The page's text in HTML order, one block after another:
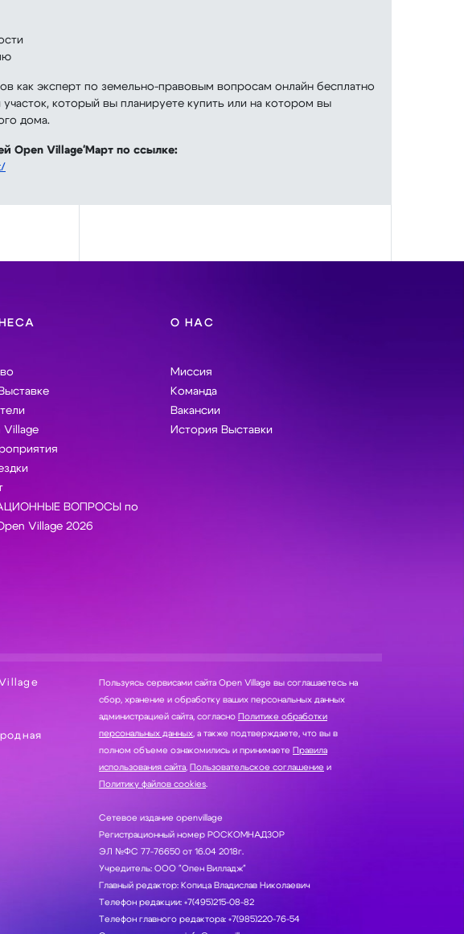
как эксперт по земельно-правовым вопросам онлайн бесплатно
который вы планируете купить или на котором вы
дома.
Open Village'Март по ссылке:
Village
ВОПРОСЫ по
Village 2026
О НАС
Миссия
Команда
Вакансии
История Выставки
Пользуясь сервисами сайта Open Village вы соглашаетесь на
сбор, хранение и обработку ваших персональных данных
администрацией сайта, согласно Политике обработки
персональных данных , а также подтверждаете, что вы в
полном объеме ознакомились и принимаете Правила
использования сайта Пользовательское соглашение и
Политику файлов cookies.
Сетевое издание openvillage
Регистрационный номер РОСКОМНАДЗОР
ЭЛ №ФС 77-76650 от 16.04 2018г.
Учредитель: ООО "Опен Вилладж"
Главный редактор: Копица Владислав Николаевич
Телефон редакции: +7(495)215-08-82
Телефон главного редактора: +7(985)220-76-54